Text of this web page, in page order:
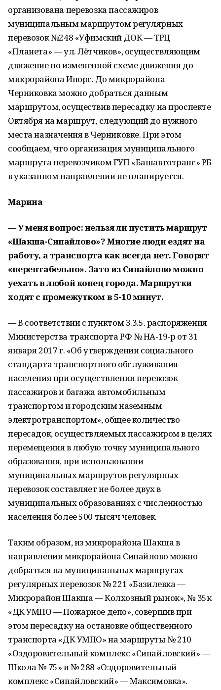
организована перевозка пассажиров
муниципальным маршрутом регулярных
перевозок №248 «Уфимский ДОК — ТРЦ
«Планета» — ул. Лётчиков», осуществляющим
движение по измененной схеме движения до
микрорайона Инорс. До микрорайона
Черниковка можно добраться данным
маршрутом, осуществив пересадку на проспекте
Октября на маршрут, следующий до нужного
места назначения в Черниковке. При этом
сообщаем, что организация муниципального
маршрута перевозчиком ГУП «Башавтотранс» РБ
в указанном направлении не планируется.
Марина
— У меня вопрос: нельзя ли пустить маршрут
«Шакша-Сипайлово»? Многие люди ездят на
работу, а транспорта как всегда нет. Говорят
«нерентабельно». Зато из Сипайлово можно
уехать в любой конец города. Маршрутки
ходят с промежутком в 5-10 минут.
— В соответствии с пунктом 3.3.5. распоряжения
Министерства транспорта РФ № НА-19-р от 31
января 2017 г. «Об утверждении социального
стандарта транспортного обслуживания
населения при осуществлении перевозок
пассажиров и багажа автомобильным
транспортом и городским наземным
электротранспортом», общее количество
пересадок, осуществляемых пассажиром в целях
перемещения в любую точку муниципального
образования, при использовании
муниципальных маршрутов регулярных
перевозок составляет не более двух в
муниципальных образованиях с численностью
населения более 500 тысяч человек.
Таким образом, из микрорайона Шакша в
направлении микрорайона Сипайлово можно
добраться на муниципальных маршрутах
регулярных перевозок № 221 «Базилевка —
Микрорайон Шакша — Колхозный рынок», № 35к
«ДК УМПО — Пожарное депо», совершив при
этом пересадку на остановке общественного
транспорта «ДК УМПО» на маршруты № 210
«Оздоровительный комплекс «Сипайловский» —
Школа № 75» и № 288 «Оздоровительный
комплекс «Сипайловский» — Максимовка».